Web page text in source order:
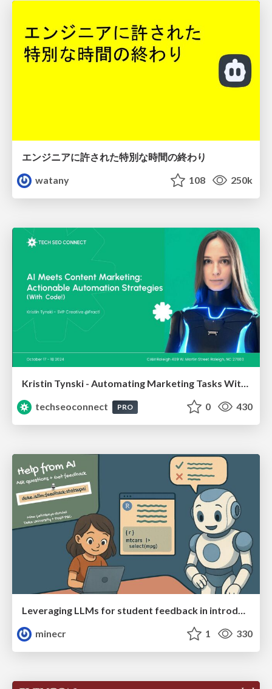
エンジニアに許された特別な時間の終わり
watany
108 250k
Kristin Tynski - Automating Marketing Tasks With AI
techseoconnect
PRO 0 430
minecr
1 330